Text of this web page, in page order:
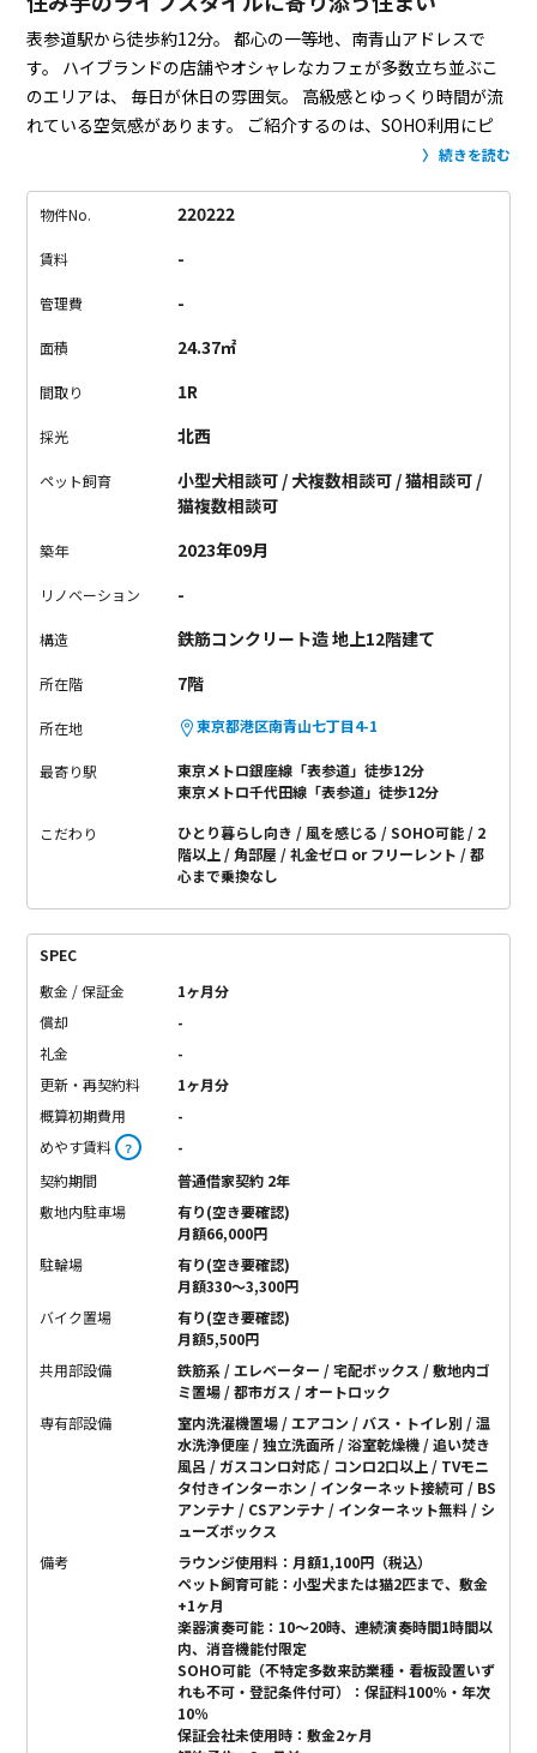
表参道駅から徒歩約12分。 都心の一等地、南青山アドレスで
す。
ハイブランドの店舗やオシャレなカフェが多数立ち並ぶこ
のエリアは、
毎日が休日の雰囲気。
高級感とゆっくり時間が流
れている空気感があります。
ご紹介するのは、SOHO利用にピ
8Fにスタイルラウンジという共有ラウンジがあ
す。オシャレなデザインで、カフェのような空間です。
率も上がりそうなラウンジです。
意。楽器演奏やペット飼育も可能で、
スできる時間がプラス。 時間の使い方を見直すタイミングかも
しれません。
続きを読む
物件No. 220222
賃料 -
管理費 -
面積 24.37㎡
間取り 1R
採光 北西
ペット飼育
小型犬相談可 / 犬複数相談可 / 猫相談可 /
猫複数相談可
築年 2023年09月
リノベーション -
構造 鉄筋コンクリート造 地上12階建て
所在階 7階
所在地 東京都港区南青山七丁目4-1
最寄り駅
東京メトロ銀座線「表参道」徒歩12分
東京メトロ千代田線「表参道」徒歩12分
こだわり ひとり暮らし向き 風を感じる SOHO可能
2
階以上
角部屋 礼金ゼロ or フリーレント
都
心まで乗換なし
SPEC
敷金 / 保証金
1ヶ月分
償却
-
礼金
-
更新・再契約料
1ヶ月分
概算初期費用
-
めやす賃料 ？
-
契約期間
普通借家契約 2年
敷地内駐車場
有り(空き要確認)
月額66,000円
駐輪場
有り(空き要確認)
月額330〜3,300円
バイク置場
有り(空き要確認)
月額5,500円
共用部設備
鉄筋系 / エレベーター / 宅配ボックス / 敷地内ゴ
ミ置場 / 都市ガス / オートロック
専有部設備
室内洗濯機置場 / エアコン / バス・トイレ別 / 温
水洗浄便座 / 独立洗面所 / 浴室乾燥機 / 追い焚き
風呂 / ガスコンロ対応 / コンロ2口以上 / TVモニ
タ付きインターホン / インターネット接続可 / BS
アンテナ / CSアンテナ / インターネット無料 / シ
ューズボックス
備考
ラウンジ使用料：月額1,100円（税込）
ペット飼育可能：小型犬または猫2匹まで、敷金
+1ヶ月
楽器演奏可能：10〜20時、連続演奏時間1時間以
内、消音機能付限定
SOHO可能（不特定多数来訪業種・看板設置いず
れも不可・登記条件付可）：保証料100％・年次
10％
保証会社未使用時：敷金2ヶ月